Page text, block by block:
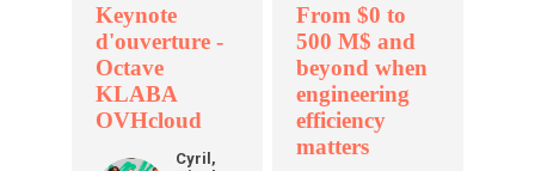
Keynote
d'ouverture -
Octave
KLABA
OVHcloud
Cyril,
From $0 to
500 M$ and
beyond when
engineering
efficiency
matters